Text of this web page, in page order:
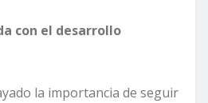
con el desarrollo
la importancia de seguir